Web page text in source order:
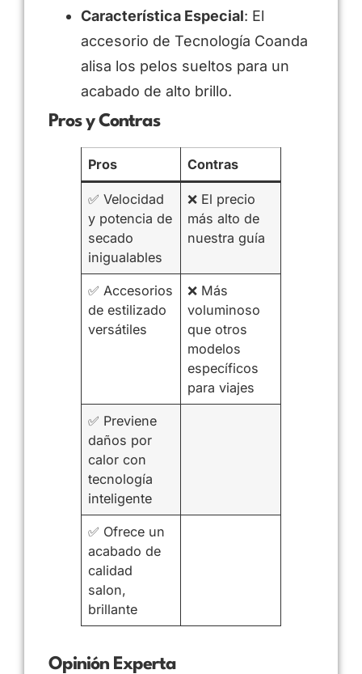
Característica Especial: El
accesorio de Tecnología Coanda
alisa los pelos sueltos para un
acabado de alto brillo.
Pros y Contras
Pros Contras
✅ Velocidad
y potencia de
secado
inigualables
❌ El precio
más alto de
nuestra guía
✅ Accesorios
de estilizado
versátiles
❌ Más
voluminoso
que otros
modelos
específicos
para viajes
✅ Previene
daños por
calor con
tecnología
inteligente
✅ Ofrece un
acabado de
calidad
salon,
brillante
Opinión Experta